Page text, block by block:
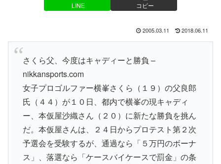
LINE コピー
2005.03.11 2018.06.11
さくら父、今度はキャディーと勝負 –
nikkansports.com
女子プロゴルファー横峯さくら（１９）の父良郎
氏（４４）が１０日、都内で横峯の現キャディ
ー、本仮屋沙織さん（２０）に新たな勝負を挑ん
だ。本仮屋さんは、２４日からプロテスト第２次
予選会を受験するが、通過なら「５万円のボーナ
ス」、落選なら「ケースバイケースで罰金」の条